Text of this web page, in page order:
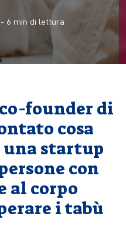
- 6 min di lettura
founder di
cosa
una startup
con
al corpo
i tabù